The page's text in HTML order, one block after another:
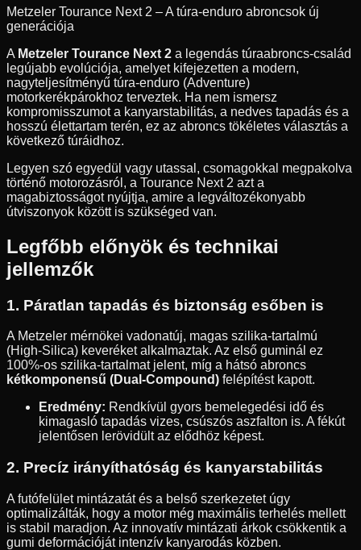
Metzeler Tourance Next 2 – A túra-enduro abroncsok új
generációja
A Metzeler Tourance Next 2 a legendás túraabroncs-család
legújabb evolúciója, amelyet kifejezetten a modern,
nagyteljesítményű túra-enduro (Adventure)
motorkerékpárokhoz terveztek. Ha nem ismersz
kompromisszumot a kanyarstabilitás, a nedves tapadás és a
hosszú élettartam terén, ez az abroncs tökéletes választás a
következő túráidhoz.
Legyen szó egyedül vagy utassal, csomagokkal megpakolva
történő motorozásról, a Tourance Next 2 azt a
magabiztosságot nyújtja, amire a legváltozékonyabb
útviszonyok között is szükséged van.
Legfőbb előnyök és technikai
jellemzők
1. Páratlan tapadás és biztonság esőben is
A Metzeler mérnökei vadonatúj, magas szilika-tartalmú
(High-Silica) keveréket alkalmaztak. Az első guminál ez
100%-os szilika-tartalmat jelent, míg a hátsó abroncs
kétkomponensű (Dual-Compound) felépítést kapott.
Eredmény: Rendkívül gyors bemelegedési idő és
kimagasló tapadás vizes, csúszós aszfalton is. A fékút
jelentősen lerövidült az elődhöz képest.
2. Precíz irányíthatóság és kanyarstabilitás
A futófelület mintázatát és a belső szerkezetet úgy
optimalizálták, hogy a motor még maximális terhelés mellett
is stabil maradjon. Az innovatív mintázati árkok csökkentik a
gumi deformációját intenzív kanyarodás közben.